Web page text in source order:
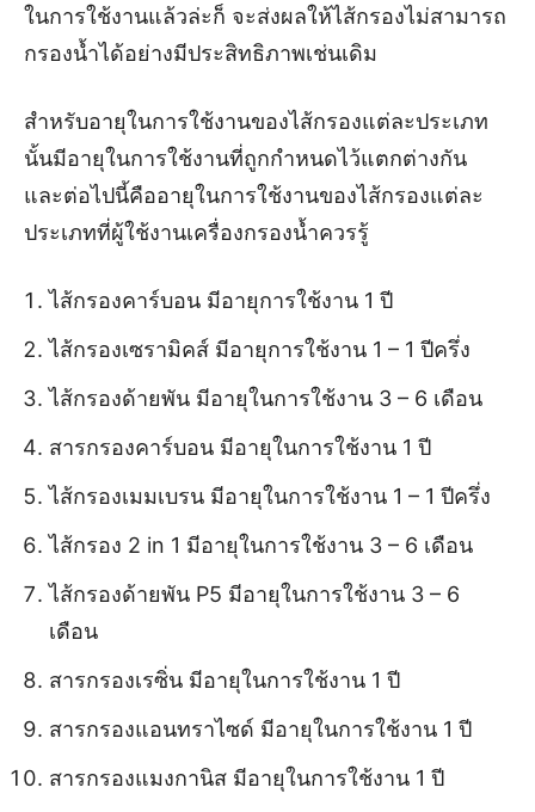
ในการใช้งานแล้วล่ะก็ จะส่งผลให้ไส้กรองไม่สามารถ
กรองน้ำได้อย่างมีประสิทธิภาพเช่นเดิม
สำหรับอายุในการใช้งานของไส้กรองแต่ละประเภท
นั้นมีอายุในการใช้งานที่ถูกกำหนดไว้แตกต่างกัน
และต่อไปนี้คืออายุในการใช้งานของไส้กรองแต่ละ
ประเภทที่ผู้ใช้งานเครื่องกรองน้ำควรรู้
ไส้กรองคาร์บอน มีอายุการใช้งาน 1 ปี
ไส้กรองเซรามิคส์ มีอายุการใช้งาน 1 – 1 ปีครึ่ง
ไส้กรองด้ายพัน มีอายุในการใช้งาน 3 – 6 เดือน
สารกรองคาร์บอน มีอายุในการใช้งาน 1 ปี
ไส้กรองเมมเบรน มีอายุในการใช้งาน 1 – 1 ปีครึ่ง
ไส้กรอง 2 in 1 มีอายุในการใช้งาน 3 – 6 เดือน
ไส้กรองด้ายพัน P5 มีอายุในการใช้งาน 3 – 6
เดือน
สารกรองเรซิ่น มีอายุในการใช้งาน 1 ปี
สารกรองแอนทราไซด์ มีอายุในการใช้งาน 1 ปี
สารกรองแมงกานิส มีอายุในการใช้งาน 1 ปี